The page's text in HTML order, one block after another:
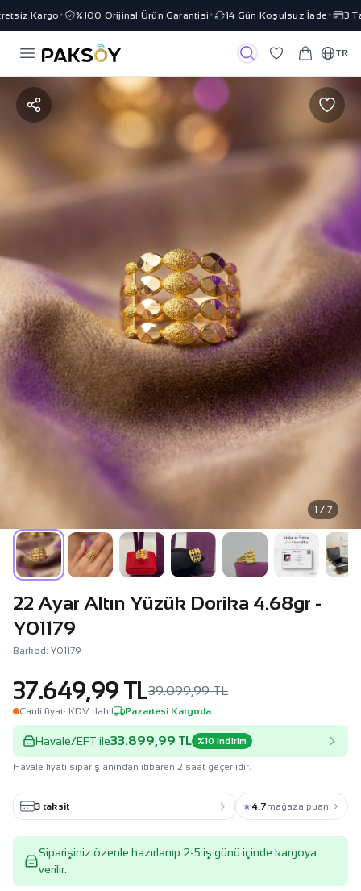
Kargo✦ %100 Orijinal Ürün Garantisi✦ 14 Gün Koşulsuz İade✦ 3
TR
1 / 7
22 Ayar Altın Yüzük Dorika 4.68gr -
Y01179
Barkod: Y01179
37.649,99 TL39.099,99 TL
Canli fiyat· KDV dahil Pazartesi Kargoda
Havale/EFT ile33.899,99 TL %10 indirim
Havale fiyatı sipariş anından itibaren 2 saat geçerlidir.
3 taksit · ★4,7mağaza puanı
Siparişiniz özenle hazırlanıp 2-5 iş günü içinde kargoya
verilir.